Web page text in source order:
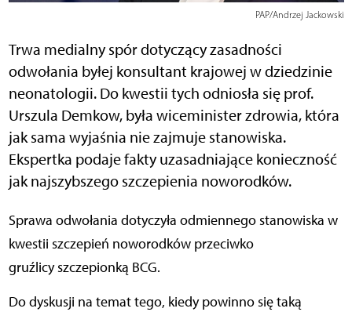
PAP/Andrzej Jackowski
Trwa medialny spór dotyczący zasadności
odwołania byłej konsultant krajowej w dziedzinie
neonatologii. Do kwestii tych odniosła się prof.
Urszula Demkow, była wiceminister zdrowia, która
jak sama wyjaśnia nie zajmuje stanowiska.
Ekspertka podaje fakty uzasadniające konieczność
jak najszybszego szczepienia noworodków.
Sprawa odwołania dotyczyła odmiennego stanowiska w
kwestii szczepień noworodków przeciwko
gruźlicy szczepionką BCG.
Do dyskusji na temat tego, kiedy powinno się taką